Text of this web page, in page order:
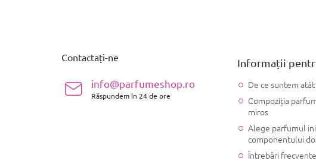
Contactați-ne
info@parfumeshop.ro
Răspundem în 24 de ore
Informații
De ce suntem
Compoziția
miros
Alege parfumul
componentului
Întrebări frecvente